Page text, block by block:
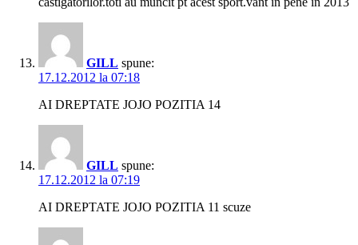
GILL spune:
17.12.2012 la 07:18
AI DREPTATE JOJO POZITIA 14
GILL spune:
17.12.2012 la 07:19
AI DREPTATE JOJO POZITIA 11 scuze